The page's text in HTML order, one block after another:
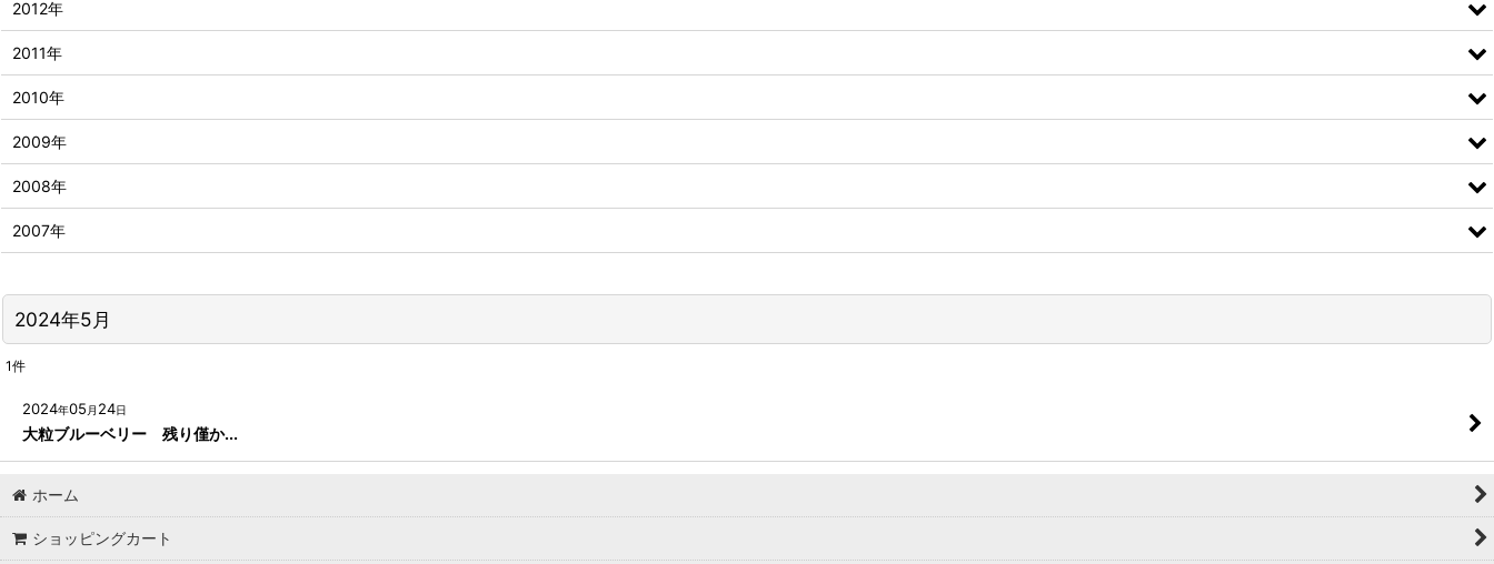
2024年5月
1件
2024年05 月 24日
大粒ブルーベリー 残り僅か...
2012年
2011年
2010年
2009年
2008年
2007年
ホーム
ショッピングカート